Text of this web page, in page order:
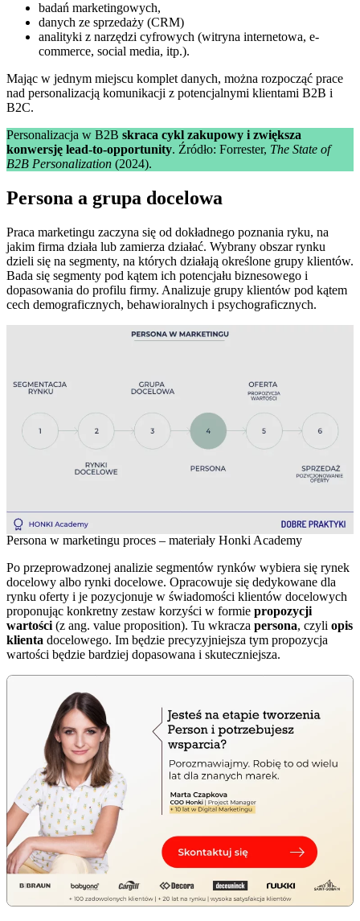
badań marketingowych,
danych ze sprzedaży (CRM)
analityki z narzędzi cyfrowych (witryna internetowa, e-
commerce, social media, itp.).
Mając w jednym miejscu komplet danych, można rozpocząć prace
nad personalizacją komunikacji z potencjalnymi klientami B2B i
B2C.
Personalizacja w B2B skraca cykl zakupowy i zwiększa
konwersję lead-to-opportunity. Źródło: Forrester, The State of
B2B Personalization (2024).
Persona a grupa docelowa
Praca marketingu zaczyna się od dokładnego poznania ryku, na
jakim firma działa lub zamierza działać. Wybrany obszar rynku
dzieli się na segmenty, na których działają określone grupy klientów.
Bada się segmenty pod kątem ich potencjału biznesowego i
dopasowania do profilu firmy. Analizuje grupy klientów pod kątem
cech demograficznych, behawioralnych i psychograficznych.
Persona w marketingu proces – materiały Honki Academy
Po przeprowadzonej analizie segmentów rynków wybiera się rynek
docelowy albo rynki docelowe. Opracowuje się dedykowane dla
rynku oferty i je pozycjonuje w świadomości klientów docelowych
proponując konkretny zestaw korzyści w formie propozycji
wartości (z ang. value proposition). Tu wkracza persona, czyli opis
klienta docelowego. Im będzie precyzyjniejsza tym propozycja
wartości będzie bardziej dopasowana i skuteczniejsza.